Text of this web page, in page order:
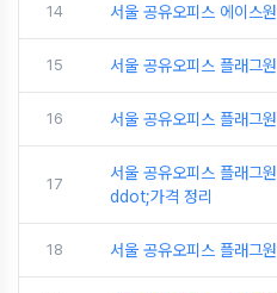
14 서울 공유오피스 에이스
15 서울 공유오피스 플래그
16 서울 공유오피스 플래그
17
서울 공유오피스 플래그
ddot;가격 정리
18 서울 공유오피스 플래그